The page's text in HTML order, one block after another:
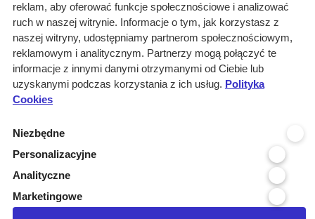
Branże: Laboratoria
Miejscowość organizatora: Oles...
Branże: Praca
Podbranze: materiały medyczne
Branże: Ochrona
Kraj realizacji: POLSKA
Województwo realizacji
reklam, aby oferować funkcje społecznościowe i analizować
ruch w naszej witrynie. Informacje o tym, jak korzystasz z
naszej witryny, udostępniamy partnerom społecznościowym,
reklamowym i analitycznym. Partnerzy mogą połączyć te
informacje z innymi danymi otrzymanymi od Ciebie lub
uzyskanymi podczas korzystania z ich usług. Polityka
Cookies
Niezbędne
Personalizacyjne
Analityczne
Marketingowe